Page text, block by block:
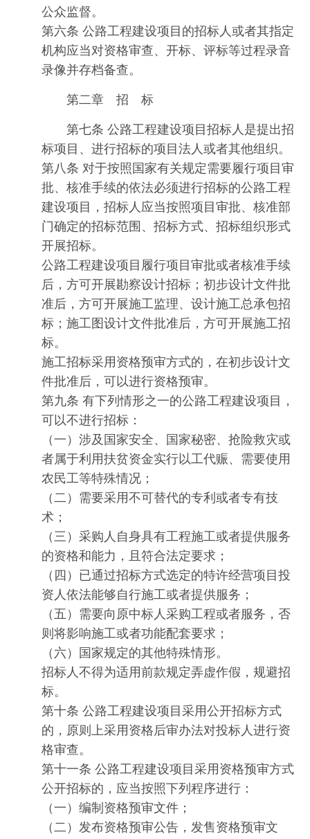
公众监督。
第六条 公路工程建设项目的招标人或者其指定
机构应当对资格审查、开标、评标等过程录音
录像并存档备查。
第二章 招 标
第七条 公路工程建设项目招标人是提出招
标项目、进行招标的项目法人或者其他组织。
第八条 对于按照国家有关规定需要履行项目审
批、核准手续的依法必须进行招标的公路工程
建设项目，招标人应当按照项目审批、核准部
门确定的招标范围、招标方式、招标组织形式
开展招标。
公路工程建设项目履行项目审批或者核准手续
后，方可开展勘察设计招标；初步设计文件批
准后，方可开展施工监理、设计施工总承包招
标；施工图设计文件批准后，方可开展施工招
标。
施工招标采用资格预审方式的，在初步设计文
件批准后，可以进行资格预审。
第九条 有下列情形之一的公路工程建设项目，
可以不进行招标：
（一）涉及国家安全、国家秘密、抢险救灾或
者属于利用扶贫资金实行以工代赈、需要使用
农民工等特殊情况；
（二）需要采用不可替代的专利或者专有技
术；
（三）采购人自身具有工程施工或者提供服务
的资格和能力，且符合法定要求；
（四）已通过招标方式选定的特许经营项目投
资人依法能够自行施工或者提供服务；
（五）需要向原中标人采购工程或者服务，否
则将影响施工或者功能配套要求；
（六）国家规定的其他特殊情形。
招标人不得为适用前款规定弄虚作假，规避招
标。
第十条 公路工程建设项目采用公开招标方式
的，原则上采用资格后审办法对投标人进行资
格审查。
第十一条 公路工程建设项目采用资格预审方式
公开招标的，应当按照下列程序进行：
（一）编制资格预审文件；
（二）发布资格预审公告，发售资格预审文